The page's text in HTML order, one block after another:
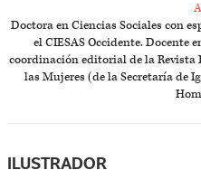
Doctora en Ciencias Sociales con
el CIESAS Occidente. Docente
coordinación editorial de la Revista
las Mujeres (de la Secretaría de
ILUSTRADOR